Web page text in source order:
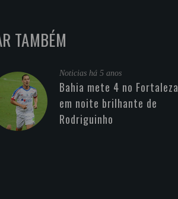
TAMBÉM
Noticias há 5 anos
Bahia mete 4 no Fortaleza
em noite brilhante de
Rodriguinho